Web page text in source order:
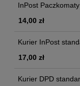
InPost
14,00 zł
Kurier InPost
17,00 zł
Kurier DPD